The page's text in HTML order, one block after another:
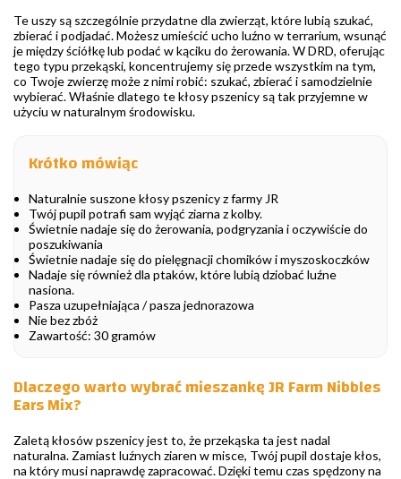
Te uszy są szczególnie przydatne dla zwierząt, które lubią szukać,
zbierać i podjadać. Możesz umieścić ucho luźno w terrarium, wsunąć
je między ściółkę lub podać w kąciku do żerowania. W DRD, oferując
tego typu przekąski, koncentrujemy się przede wszystkim na tym,
co Twoje zwierzę może z nimi robić: szukać, zbierać i samodzielnie
wybierać. Właśnie dlatego te kłosy pszenicy są tak przyjemne w
użyciu w naturalnym środowisku.
Krótko mówiąc
Naturalnie suszone kłosy pszenicy z farmy JR
Twój pupil potrafi sam wyjąć ziarna z kolby.
Świetnie nadaje się do żerowania, podgryzania i oczywiście do
poszukiwania
Świetnie nadaje się do pielęgnacji chomików i myszoskoczków
Nadaje się również dla ptaków, które lubią dziobać luźne
nasiona.
Pasza uzupełniająca / pasza jednorazowa
Nie bez zbóż
Zawartość: 30 gramów
Dlaczego warto wybrać mieszankę JR Farm Nibbles
Ears Mix?
Zaletą kłosów pszenicy jest to, że przekąska ta jest nadal
naturalna. Zamiast luźnych ziaren w misce, Twój pupil dostaje kłos,
na który musi naprawdę zapracować. Dzięki temu czas spędzony na